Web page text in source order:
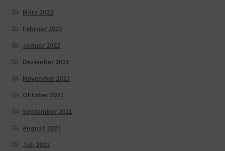
März 2022
Februar 2022
Januar 2022
Dezember 2021
November 2021
Oktober 2021
September 2021
August 2021
Juli 2021